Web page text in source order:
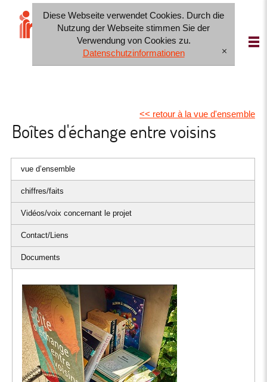
Diese Webseite verwendet Cookies. Durch die
Nutzung der Webseite stimmen Sie der
Verwendung von Cookies zu.
Datenschutzinformationen
[x]
IT FR DE
<< retour à la vue d'ensemble
Boîtes d'échange entre voisins
vue d’ensemble
chiffres/faits
Vidéos/voix concernant le projet
Contact/Liens
Documents